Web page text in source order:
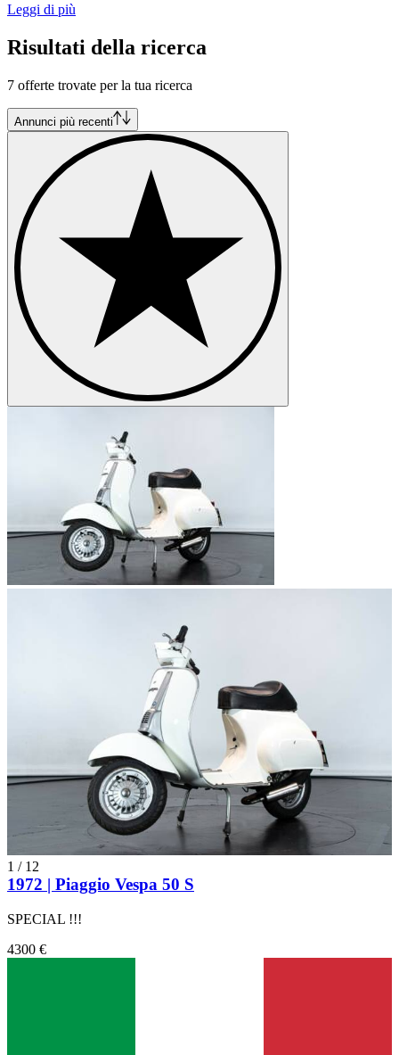
Leggi di più
Risultati della ricerca
7 offerte trovate per la tua ricerca
Annunci più recenti
1 / 12
1972 | Piaggio Vespa 50 S
SPECIAL !!!
4300 €